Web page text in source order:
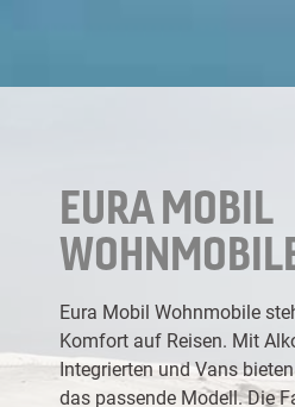
EURA MOBIL
Eura Mobil Wohnmobile
Komfort auf Reisen. Mit
Integrierten und Vans
das passende Modell. Die